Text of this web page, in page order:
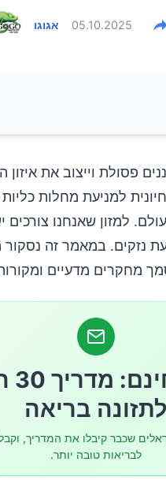
אגוגו 05.10.2025
פסולת וייצוב את איזון
למניעת מחלות
בעולם. למזון שאנחנו
נזקים. במאמר זה נסקור
מחקרים מדעיים
לתזונה בריאה
ל-46,000 ישראלים שכבר קיבלו את
לבריאות טובה יותר.